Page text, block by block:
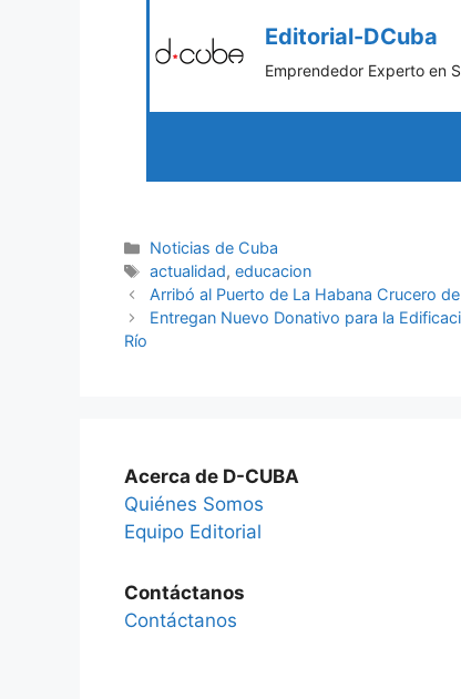
Editorial-DCuba
Emprendedor Experto en
Categories
Noticias de Cuba
Tags
actualidad,educacion
Arribó al Puerto de La Habana Crucero
Entregan Nuevo Donativo para la
Río
Acerca de D-CUBA
Quiénes Somos
Equipo Editorial
Contáctanos
Contáctanos